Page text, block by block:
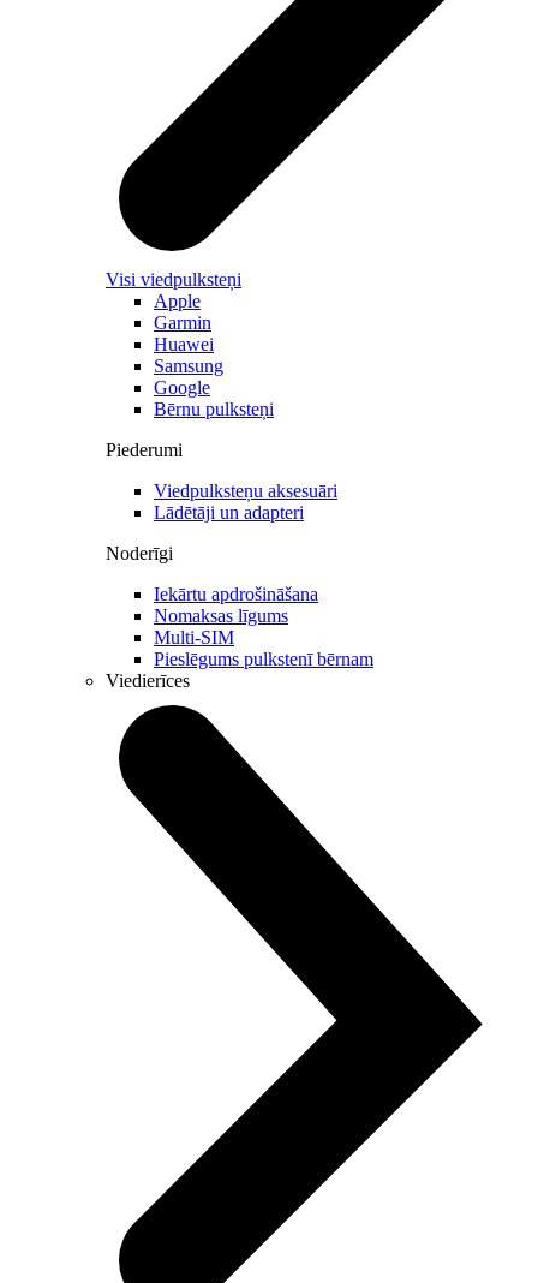
Visi viedpulksteņi
Apple
Garmin
Huawei
Samsung
Google
Bērnu pulksteņi
Piederumi
Viedpulksteņu aksesuāri
Lādētāji un adapteri
Noderīgi
Iekārtu apdrošināšana
Nomaksas līgums
Multi-SIM
Pieslēgums pulkstenī bērnam
Viedierīces